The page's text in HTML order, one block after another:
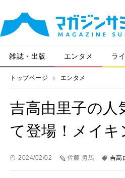
雑誌・出版 エンタメ ラ
トップページ エンタメ
吉高由里子の人
て登場！メイ
2024/02/02 佐藤 勇馬 吉高